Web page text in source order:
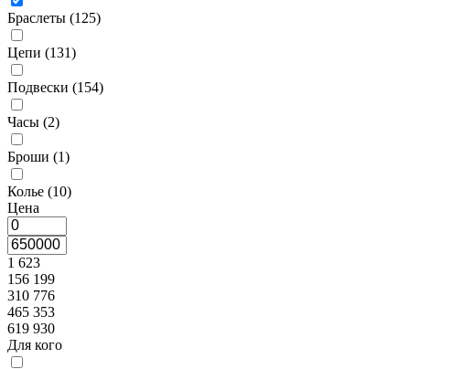
Браслеты (125)
Цепи (131)
Подвески (154)
Часы (2)
Броши (1)
Колье (10)
Цена
1 623
156 199
310 776
465 353
619 930
Для кого